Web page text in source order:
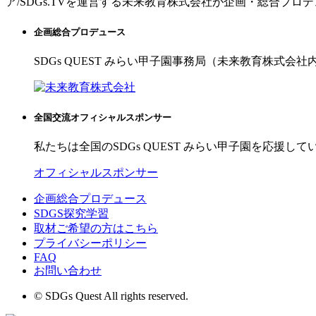
企画総合プロデュース
SDGs QUEST みらい甲子園事務局（未来教育株式会社内
全国交流オフィシャルスポンサー
私たちは全国のSDGs QUEST みらい甲子園を応援して
オフィシャルスポンサー
企画総合プロデュース
SDGS探究学習
取材ご希望の方はこちら
プライバシーポリシー
FAQ
お問い合わせ
© SDGs Quest All rights reserved.